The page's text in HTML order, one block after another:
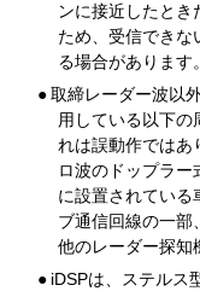
ンに接近したと
ため、受信できな
る場合があります。
●取締レーダー波以
用している以下の
れは誤動作ではあ
ロ波のドップラー
に設置されている
ブ通信回線の一部
他のレーダー探知
● iDSPは、ステルス